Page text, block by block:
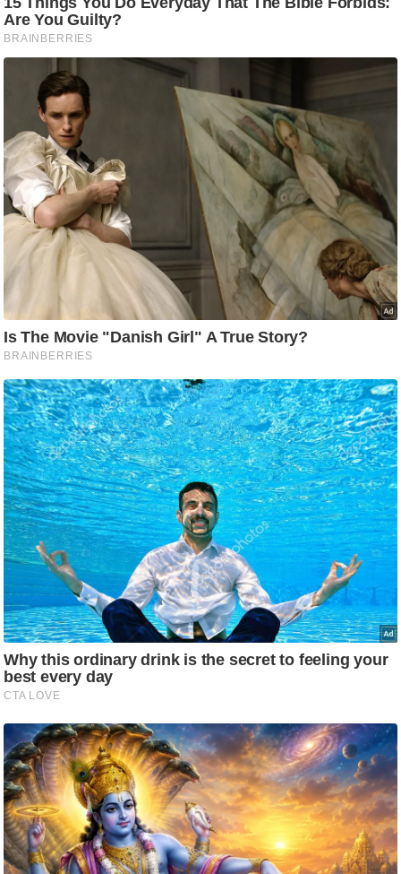
/
फै
श
रे
लू
नु
स्खे
प
र्य
न
स्थ
ल
फि
ट
ने
स
मं
त्रा
रि
ले
श
न
शि
प
रा
ज
ति
वि
श्ले
ष
ण
स